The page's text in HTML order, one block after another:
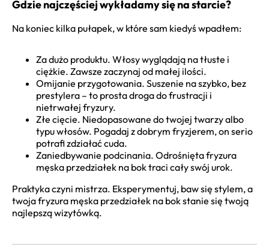
Gdzie najczęściej wykładamy się na starcie?
Na koniec kilka pułapek, w które sam kiedyś wpadłem:
Za dużo produktu. Włosy wyglądają na tłuste i
ciężkie. Zawsze zaczynaj od małej ilości.
Omijanie przygotowania. Suszenie na szybko, bez
prestylera – to prosta droga do frustracji i
nietrwałej fryzury.
Złe cięcie. Niedopasowane do twojej twarzy albo
typu włosów. Pogadaj z dobrym fryzjerem, on serio
potrafi zdziałać cuda.
Zaniedbywanie podcinania. Odrośnięta fryzura
męska przedziałek na bok traci cały swój urok.
Praktyka czyni mistrza. Eksperymentuj, baw się stylem, a
twoja fryzura męska przedziałek na bok stanie się twoją
najlepszą wizytówką.